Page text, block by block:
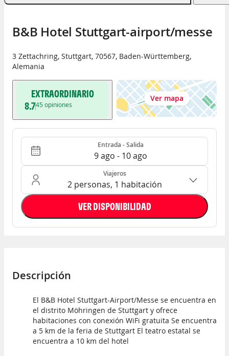
B&B Hotel Stuttgart-airport/messe
3 Zettachring, Stuttgart, 70567, Baden-Württemberg,
Alemania
EXTRAORDINARIO
8.745 opiniones
Ver mapa
Entrada - Salida Entrada - Salida
9 ago - 10 ago
Ocupación: 2 personas, 1 habitación
Viajeros
2 personas, 1 habitación
VER DISPONIBILIDAD
Descripción
El B&B Hotel Stuttgart-Airport/Messe se encuentra en
el distrito Möhringen de Stuttgart y ofrece
habitaciones con conexión WiFi gratuita Se encuentra
a 5 km de la feria de Stuttgart El teatro estatal se
encuentra a 10 km del hotel